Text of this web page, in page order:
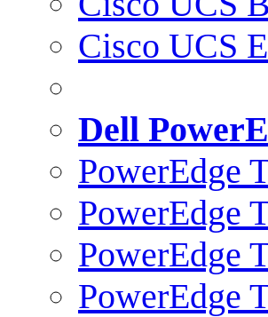
Cisco UCS
Dell
PowerEdge
PowerEdge
PowerEdge
PowerEdge